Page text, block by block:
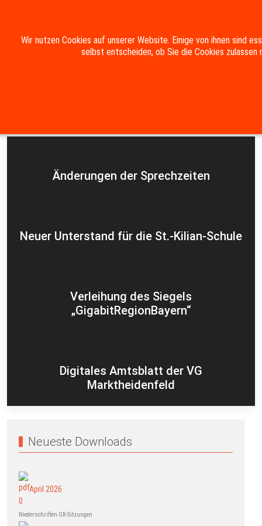
Impressum Datenschutzerklärung
Änderungen der Sprechzeiten
Neuer Unterstand für die St.-Kilian-Schule
Verleihung des Siegels
„GigabitRegionBayern“
Digitales Amtsblatt der VG
Marktheidenfeld
Neueste Downloads
April 2026
Niederschriften GR-Sitzungen
Wir nutzen Cookies auf unserer Website. Einige von ihnen sind
selbst entscheiden, ob Sie die Cookies